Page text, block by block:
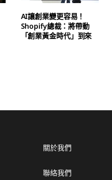
AI讓創業變更容易！
Shopify總裁：將帶動
「創業黃金時代」到來
關於我們
聯絡我們